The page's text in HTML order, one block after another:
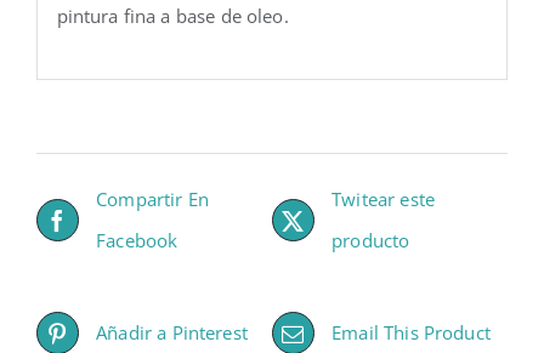
pintura fina a base de oleo.
Compartir En
Facebook
Twitear este
producto
Añadir a Pinterest Email This Product